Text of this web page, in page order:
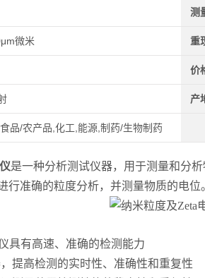
测
微米 重
价
产
品/农产品,化工,能源,制药/生物制药
是一种分析测试仪器，用于测量和分
行准确的粒度分析，并测量物质的电位
具有高速、准确的检测能力
提高检测的实时性、准确性和重复性